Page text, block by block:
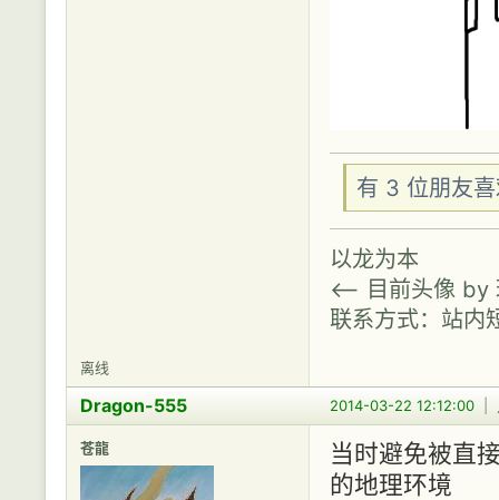
有 3 位朋友
以龙为本
<-- 目前头像 by
联系方式：站内
离线
2014-03-22 12:12:00
Dragon-555
苍龍
当时避免被直
的地理环境